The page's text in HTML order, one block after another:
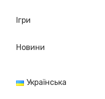
Ігри
Новини
Українська